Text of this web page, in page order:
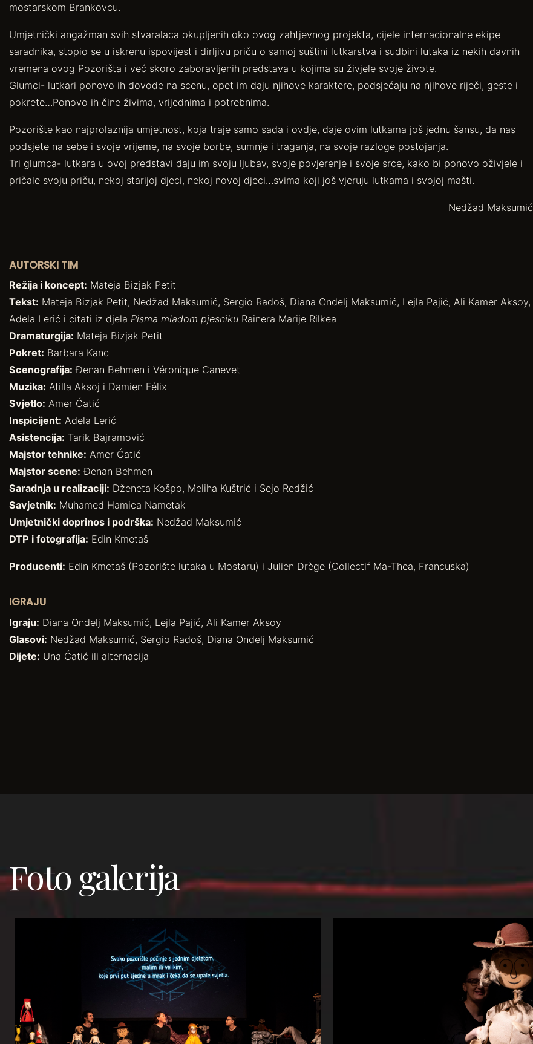
mostarskom Brankovcu.
Umjetnički angažman svih stvaralaca okupljenih oko ovog zahtjevnog projekta, cijele internacionalne ekipe
saradnika, stopio se u iskrenu ispovijest i dirljivu priču o samoj suštini lutkarstva i sudbini lutaka iz nekih davnih
vremena ovog Pozorišta i već skoro zaboravljenih predstava u kojima su živjele svoje živote.
Glumci- lutkari ponovo ih dovode na scenu, opet im daju njihove karaktere, podsjećaju na njihove riječi, geste i
pokrete…Ponovo ih čine živima, vrijednima i potrebnima.
Pozorište kao najprolaznija umjetnost, koja traje samo sada i ovdje, daje ovim lutkama još jednu šansu, da nas
podsjete na sebe i svoje vrijeme, na svoje borbe, sumnje i traganja, na svoje razloge postojanja.
Tri glumca- lutkara u ovoj predstavi daju im svoju ljubav, svoje povjerenje i svoje srce, kako bi ponovo oživjele i
pričale svoju priču, nekoj starijoj djeci, nekoj novoj djeci…svima koji još vjeruju lutkama i svojoj mašti.
Nedžad Maksumić
AUTORSKI TIM
Režija i koncept: Mateja Bizjak Petit
Tekst: Mateja Bizjak Petit, Nedžad Maksumić, Sergio Radoš, Diana Ondelj Maksumić, Lejla Pajić, Ali Kamer Aksoy,
Adela Lerić i citati iz djela Pisma mladom pjesniku Rainera Marije Rilkea
Dramaturgija: Mateja Bizjak Petit
Pokret: Barbara Kanc
Scenografija: Đenan Behmen i Véronique Canevet
Muzika: Atilla Aksoj i Damien Félix
Svjetlo: Amer Ćatić
Inspicijent: Adela Lerić
Asistencija: Tarik Bajramović
Majstor tehnike: Amer Ćatić
Majstor scene: Đenan Behmen
Saradnja u realizaciji: Dženeta Košpo, Meliha Kuštrić i Sejo Redžić
Savjetnik: Muhamed Hamica Nametak
Umjetnički doprinos i podrška: Nedžad Maksumić
DTP i fotografija: Edin Kmetaš
Producenti: Edin Kmetaš (Pozorište lutaka u Mostaru) i Julien Drège (Collectif Ma-Thea, Francuska)
IGRAJU
Igraju: Diana Ondelj Maksumić, Lejla Pajić, Ali Kamer Aksoy
Glasovi: Nedžad Maksumić, Sergio Radoš, Diana Ondelj Maksumić
Dijete: Una Ćatić ili alternacija
Foto galerija